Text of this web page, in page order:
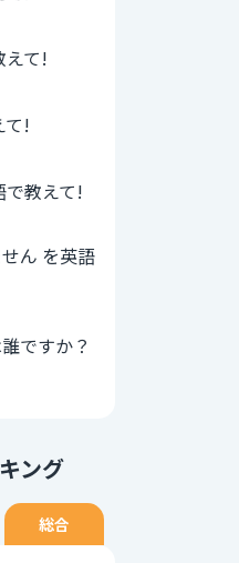
えて!
て!
で教えて!
ん を英語
ですか？
ング
総合